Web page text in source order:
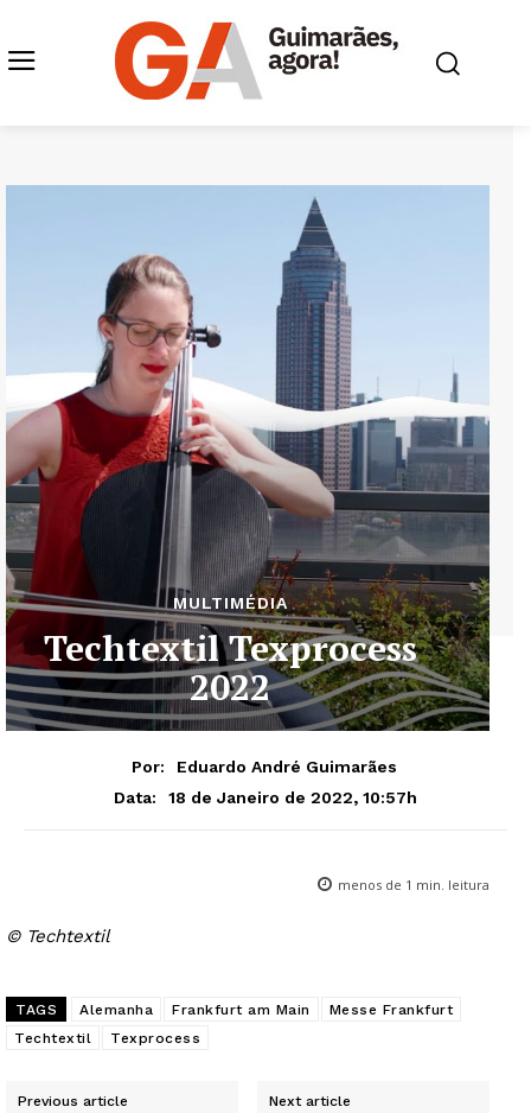
MULTIMÉDIA
Techtextil Texprocess
2022
Por:
Eduardo André Guimarães
Data:
18 de Janeiro de 2022, 10:57h
menos de 1 min. leitura
© Techtextil
TAGS Alemanha Frankfurt am Main
Messe Frankfurt
Techtextil
Texprocess
Previous article Next article